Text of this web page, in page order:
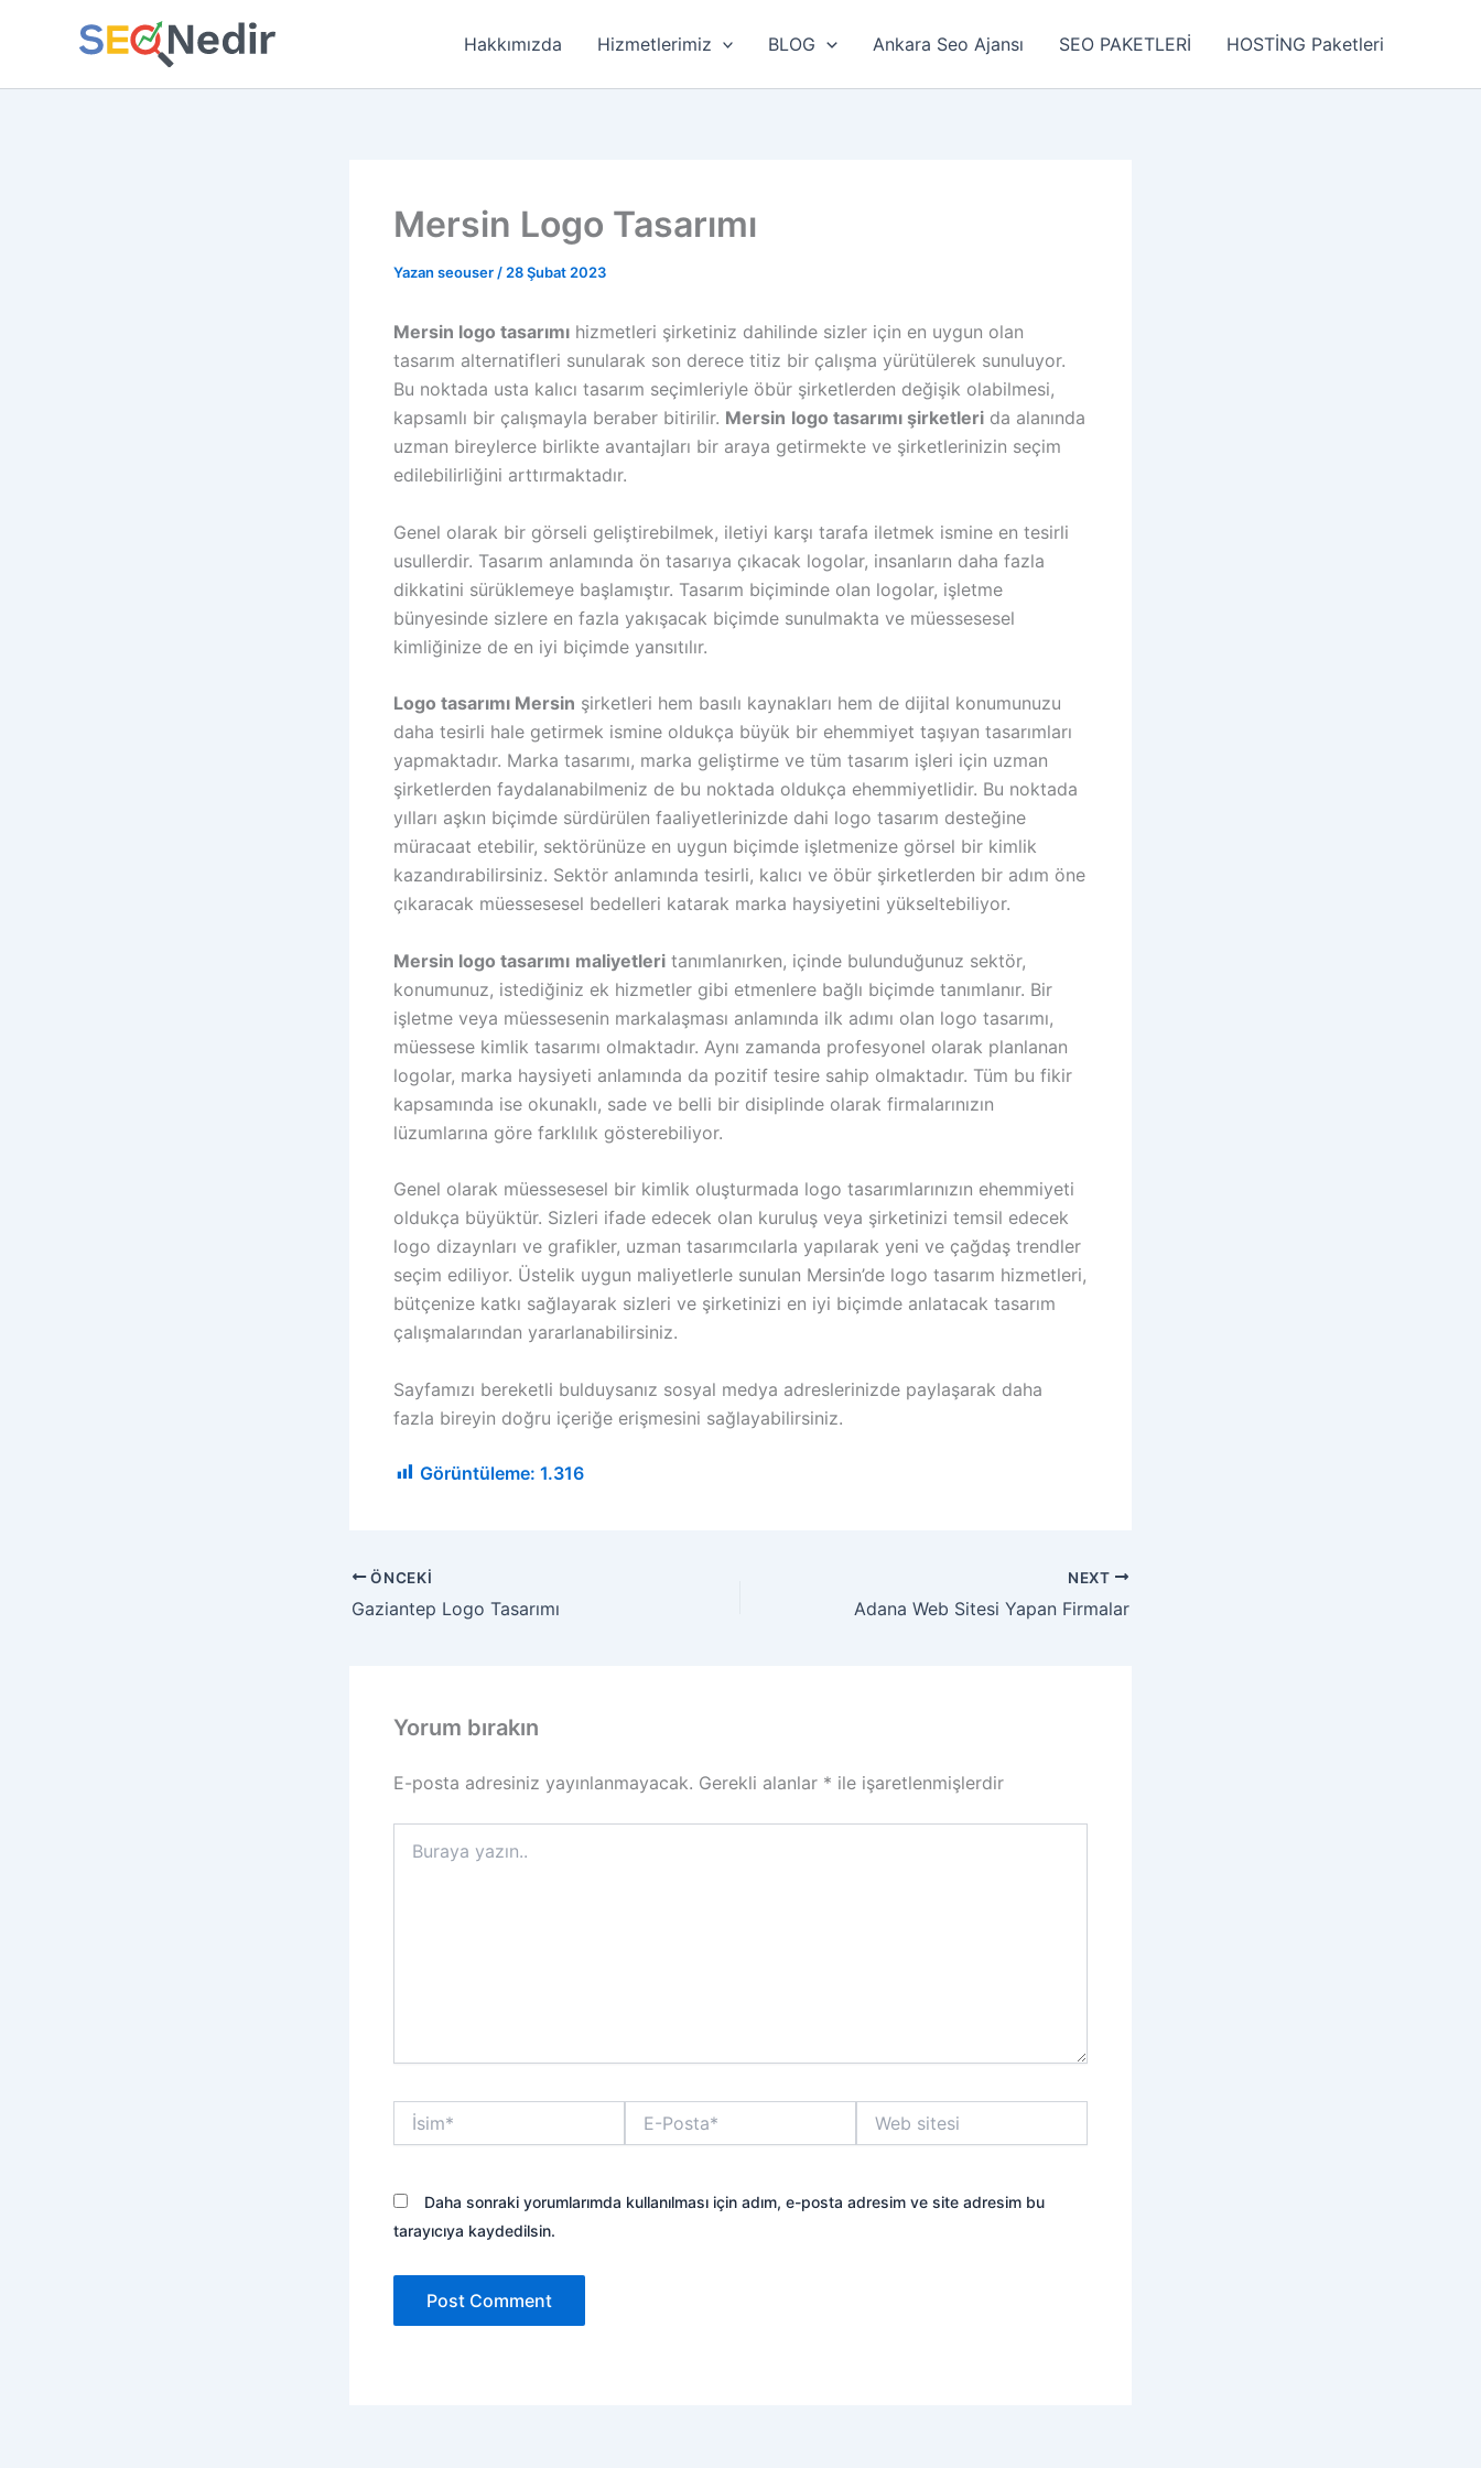
Hakkımızda Hizmetlerimiz BLOG Ankara Seo Ajansı SEO PAKETLERİ HOSTİNG Paketleri
Mersin Logo Tasarımı
Yazan seouser / 28 Şubat 2023
Mersin logo tasarımı hizmetleri şirketiniz dahilinde sizler için en uygun olan
tasarım alternatifleri sunularak son derece titiz bir çalışma yürütülerek sunuluyor.
Bu noktada usta kalıcı tasarım seçimleriyle öbür şirketlerden değişik olabilmesi,
kapsamlı bir çalışmayla beraber bitirilir. Mersin logo tasarımı şirketleri da alanında
uzman bireylerce birlikte avantajları bir araya getirmekte ve şirketlerinizin seçim
edilebilirliğini arttırmaktadır.
Genel olarak bir görseli geliştirebilmek, iletiyi karşı tarafa iletmek ismine en tesirli
usullerdir. Tasarım anlamında ön tasarıya çıkacak logolar, insanların daha fazla
dikkatini sürüklemeye başlamıştır. Tasarım biçiminde olan logolar, işletme
bünyesinde sizlere en fazla yakışacak biçimde sunulmakta ve müessesesel
kimliğinize de en iyi biçimde yansıtılır.
Logo tasarımı Mersin şirketleri hem basılı kaynakları hem de dijital konumunuzu
daha tesirli hale getirmek ismine oldukça büyük bir ehemmiyet taşıyan tasarımları
yapmaktadır. Marka tasarımı, marka geliştirme ve tüm tasarım işleri için uzman
şirketlerden faydalanabilmeniz de bu noktada oldukça ehemmiyetlidir. Bu noktada
yılları aşkın biçimde sürdürülen faaliyetlerinizde dahi logo tasarım desteğine
müracaat etebilir, sektörünüze en uygun biçimde işletmenize görsel bir kimlik
kazandırabilirsiniz. Sektör anlamında tesirli, kalıcı ve öbür şirketlerden bir adım öne
çıkaracak müessesesel bedelleri katarak marka haysiyetini yükseltebiliyor.
Mersin logo tasarımı maliyetleri tanımlanırken, içinde bulunduğunuz sektör,
konumunuz, istediğiniz ek hizmetler gibi etmenlere bağlı biçimde tanımlanır. Bir
işletme veya müessesenin markalaşması anlamında ilk adımı olan logo tasarımı,
müessese kimlik tasarımı olmaktadır. Aynı zamanda profesyonel olarak planlanan
logolar, marka haysiyeti anlamında da pozitif tesire sahip olmaktadır. Tüm bu fikir
kapsamında ise okunaklı, sade ve belli bir disiplinde olarak firmalarınızın
lüzumlarına göre farklılık gösterebiliyor.
Genel olarak müessesesel bir kimlik oluşturmada logo tasarımlarınızın ehemmiyeti
oldukça büyüktür. Sizleri ifade edecek olan kuruluş veya şirketinizi temsil edecek
logo dizaynları ve grafikler, uzman tasarımcılarla yapılarak yeni ve çağdaş trendler
seçim ediliyor. Üstelik uygun maliyetlerle sunulan Mersin’de logo tasarım hizmetleri,
bütçenize katkı sağlayarak sizleri ve şirketinizi en iyi biçimde anlatacak tasarım
çalışmalarından yararlanabilirsiniz.
Sayfamızı bereketli bulduysanız sosyal medya adreslerinizde paylaşarak daha
fazla bireyin doğru içeriğe erişmesini sağlayabilirsiniz.
Görüntüleme: 1.316
ÖNCEKI
Gaziantep Logo Tasarımı
NEXT
Adana Web Sitesi Yapan Firmalar
Yorum bırakın
E-posta adresiniz yayınlanmayacak. Gerekli alanlar * ile işaretlenmişlerdir
yazın..
İsim*
Posta*
sitesi
Daha sonraki yorumlarımda kullanılması için adım, e-posta adresim ve site adresim bu
tarayıcıya kaydedilsin.